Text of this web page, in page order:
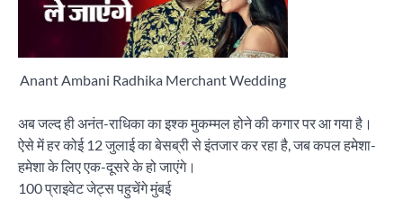
Anant Ambani Radhika Merchant Wedding
अब जल्द ही अनंत-राधिका का इश्क मुकम्मल होने की कगार पर आ गया है।
ऐसे में हर कोई 12 जुलाई का बेसब्री से इंतजार कर रहा है, जब कपल हमेशा-
हमेशा के लिए एक-दूसरे के हो जाएंगे।
100 प्राइवेट जेट्स पहुचेंगे मुंबई